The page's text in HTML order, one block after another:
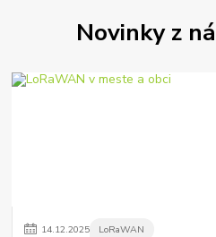
Novinky z
14.12.2025 LoRaWAN